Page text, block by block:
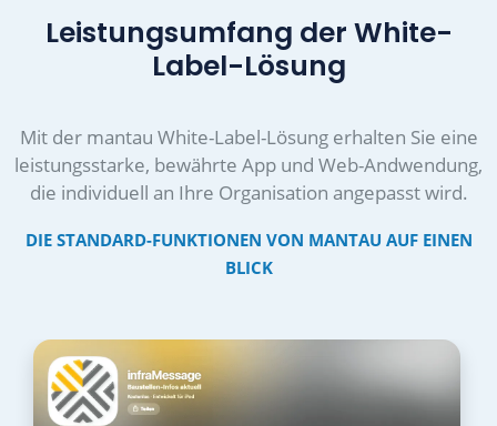
Leistungsumfang der White-
Label-Lösung
Mit der mantau White-Label-Lösung erhalten Sie eine
leistungsstarke, bewährte App und Web-Andwendung,
die individuell an Ihre Organisation angepasst wird.
DIE STANDARD-FUNKTIONEN VON MANTAU AUF EINEN
BLICK